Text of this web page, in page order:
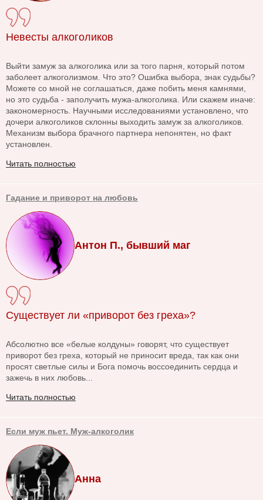
Невесты алкоголиков
Выйти замуж за алкоголика или за того парня, который потом
заболеет алкоголизмом. Что это? Ошибка выбора, знак судьбы?
Можете со мной не соглашаться, даже побить меня камнями,
но это судьба - заполучить мужа-алкоголика. Или скажем иначе:
закономерность. Научными исследованиями установлено, что
дочери алкоголиков склонны выходить замуж за алкоголиков.
Механизм выбора брачного партнера непонятен, но факт
установлен.
Читать полностью
Гадание и приворот на любовь
Антон П., бывший маг
Существует ли «приворот без греха»?
Абсолютно все «белые колдуны» говорят, что существует
приворот без греха, который не приносит вреда, так как они
просят светлые силы и Бога помочь воссоединить сердца и
зажечь в них любовь...
Читать полностью
Если муж пьет. Муж-алкоголик
Анна